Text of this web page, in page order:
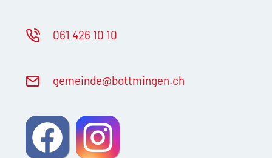
061 426 10 10
g m nd b ttm ng n ch